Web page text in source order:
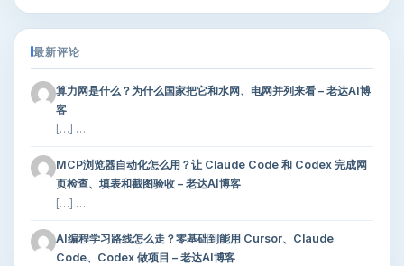
最新评论
算力网是什么？为什么国家把它和水网、电网并列来看 – 老达AI博
客
[…] …
MCP浏览器自动化怎么用？让 Claude Code 和 Codex 完成网
页检查、填表和截图验收 – 老达AI博客
[…] …
AI编程学习路线怎么走？零基础到能用 Cursor、Claude
Code、Codex 做项目 – 老达AI博客